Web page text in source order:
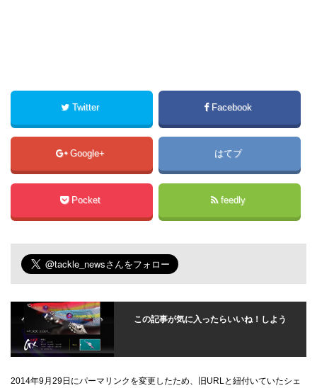
Twitter Facebook
Google+ はてブ
Pocket feedly
この記事が気に入ったらいいね！しよう
2014年9月29日にパーマリンクを変更したため、旧URLと紐付いていたシェ